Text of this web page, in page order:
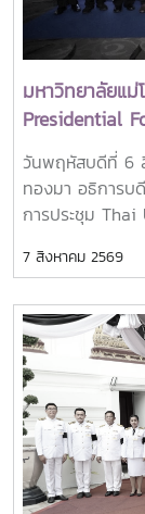
มหาวิทยาลัยแม่
Presidential
วันพฤหัสบดีที่ 6
ทองมา อธิการบ
การประชุม
ได้รับเกียรติจาก
วิทยาศาสตร์ วิจั
เซ็นทารา แกรน
การประชุม
นายดนุพร ปุณณ
ทพญ.ศรีญาดา ป
ปทุมนากุล ปลัด
กระทรวง อว. น
คณะผู้บริหารหน่ว
7 สิงหาคม